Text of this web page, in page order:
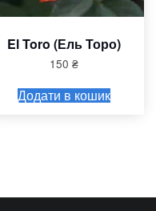
El Toro (Ель Торо)
150 ₴
Додати в кошик